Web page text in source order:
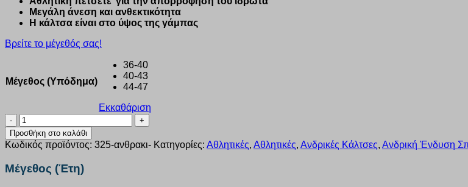
Μεγάλη άνεση και ανθεκτικότητα
Η κάλτσα είναι στο ύψος της γάμπας
Βρείτε το μέγεθός σας!
Μέγεθος (Υπόδημα)
36-40
40-43
44-47
Εκκαθάριση
Κάλτσα
unisex
Ampo
Socks
Μακριά
μπουρνουζέ
Προσθήκη στο καλάθι
Κωδικός προϊόντος: 325-ανθρακι- Κατηγορίες: Αθλητικές, Αθλητικές, Ανδρικές Κάλτσες, Ανδρική Ένδυση
Μέγεθος (Έτη)